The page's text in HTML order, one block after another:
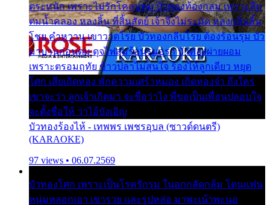
ตระหนัก เพราะไม่รักโคลนตม บัวทองท้องกลม เพราะลืม
ตมน้ำคลอง หลงลิ้น ที่สิ้นสัตย์ เจ้าจึงไม่ระมัด หลงกลิ่นลิ้น
โชย คำหวาน เขาวาดโรย บัวทองกลีบโรย ต้องร้อนรุม บัว
มาบานก่อนตูม ดุจไฟสุมร้อนรุมอุรา บัวทองผ่ายผอม
เพราะตรอมฤทัย ข้าวปลาไม่สนใจ ร้องไห้ลูกเดียว หยุด
โศก เสียเถิดทอง พักความเศร้าหมอง เถิดทองจ๋า ถึงใคร
เขาจะว่า ลูกเจ้าเกิดมา จะชื่อว่าไง พี่ขอเป็นเพื่อนปลอบใจ
จะตั้งชื่อให้ ว่าไอ้บังเอิญ
บัวทองร้องไห้ - เทพพร เพชรอุบล (ซาวด์ดนตรี)
(KARAOKE)
97 views • 06.07.2569
บัวทองโศก เพราะเป็นโรครักรุม ในอกกลัดกลุ้ม โดนแฟน
หนุ่มหลอกเอา เขารวย และรูปหล่อ มาพะเน้าพะนอ